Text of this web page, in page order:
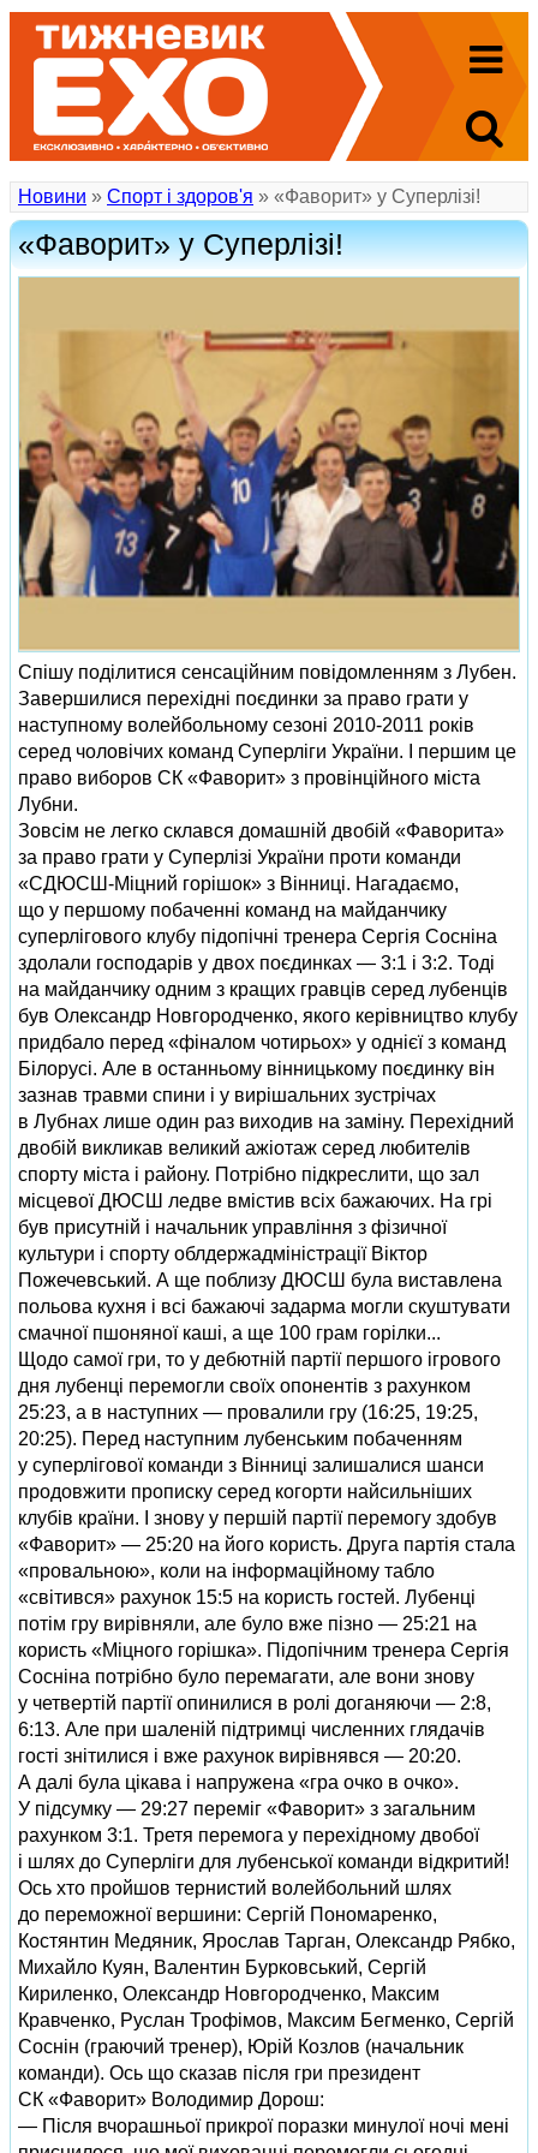
Новини » Спорт і здоров'я » «Фаворит» у Суперлізі!
«Фаворит» у Суперлізі!
Спішу поділитися сенсаційним повідомленням з Лубен.
Завершилися перехідні поєдинки за право грати у
наступному волейбольному сезоні 2010-2011 років
серед чоловічих команд Суперліги України. І першим це
право виборов СК «Фаворит» з провінційного міста
Лубни.
Зовсім не легко склався домашній двобій «Фаворита»
за право грати у Суперлізі України проти команди
«СДЮСШ-Міцний горішок» з Вінниці. Нагадаємо,
що у першому побаченні команд на майданчику
суперлігового клубу підопічні тренера Сергія Сосніна
здолали господарів у двох поєдинках — 3:1 і 3:2. Тоді
на майданчику одним з кращих гравців серед лубенців
був Олександр Новгородченко, якого керівництво клубу
придбало перед «фіналом чотирьох» у однієї з команд
Білорусі. Але в останньому вінницькому поєдинку він
зазнав травми спини і у вирішальних зустрічах
в Лубнах лише один раз виходив на заміну. Перехідний
двобій викликав великий ажіотаж серед любителів
спорту міста і району. Потрібно підкреслити, що зал
місцевої ДЮСШ ледве вмістив всіх бажаючих. На грі
був присутній і начальник управління з фізичної
культури і спорту облдержадміністрації Віктор
Пожечевський. А ще поблизу ДЮСШ була виставлена
польова кухня і всі бажаючі задарма могли скуштувати
смачної пшоняної каші, а ще 100 грам горілки...
Щодо самої гри, то у дебютній партії першого ігрового
дня лубенці перемогли своїх опонентів з рахунком
25:23, а в наступних — провалили гру (16:25, 19:25,
20:25). Перед наступним лубенським побаченням
у суперлігової команди з Вінниці залишалися шанси
продовжити прописку серед когорти найсильніших
клубів країни. І знову у першій партії перемогу здобув
«Фаворит» — 25:20 на його користь. Друга партія стала
«провальною», коли на інформаційному табло
«світився» рахунок 15:5 на користь гостей. Лубенці
потім гру вирівняли, але було вже пізно — 25:21 на
користь «Міцного горішка». Підопічним тренера Сергія
Сосніна потрібно було перемагати, але вони знову
у четвертій партії опинилися в ролі доганяючи — 2:8,
6:13. Але при шаленій підтримці численних глядачів
гості знітилися і вже рахунок вирівнявся — 20:20.
А далі була цікава і напружена «гра очко в очко».
У підсумку — 29:27 переміг «Фаворит» з загальним
рахунком 3:1. Третя перемога у перехідному двобої
і шлях до Суперліги для лубенської команди відкритий!
Ось хто пройшов тернистий волейбольний шлях
до переможної вершини: Сергій Пономаренко,
Костянтин Медяник, Ярослав Тарган, Олександр Рябко,
Михайло Куян, Валентин Бурковський, Сергій
Кириленко, Олександр Новгородченко, Максим
Кравченко, Руслан Трофімов, Максим Бегменко, Сергій
Соснін (граючий тренер), Юрій Козлов (начальник
команди). Ось що сказав після гри президент
СК «Фаворит» Володимир Дорош:
— Після вчорашньої прикрої поразки минулої ночі мені